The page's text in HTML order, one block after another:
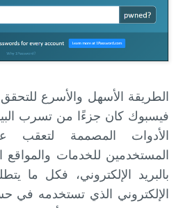
الطريقة الأسهل والأسرع
فيسبوك كان جزءًا من تسرب
الأدوات المصممة لتعقب
المستخدمين للخدمات
بالبريد الإلكتروني، فكل ما
الإلكتروني الذي تستخدمه في